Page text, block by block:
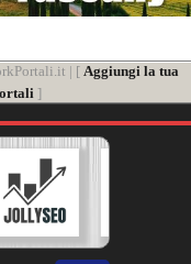
| [ Aggiungi la tua
]